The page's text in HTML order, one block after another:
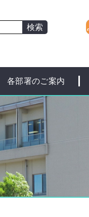
各部署のご案内